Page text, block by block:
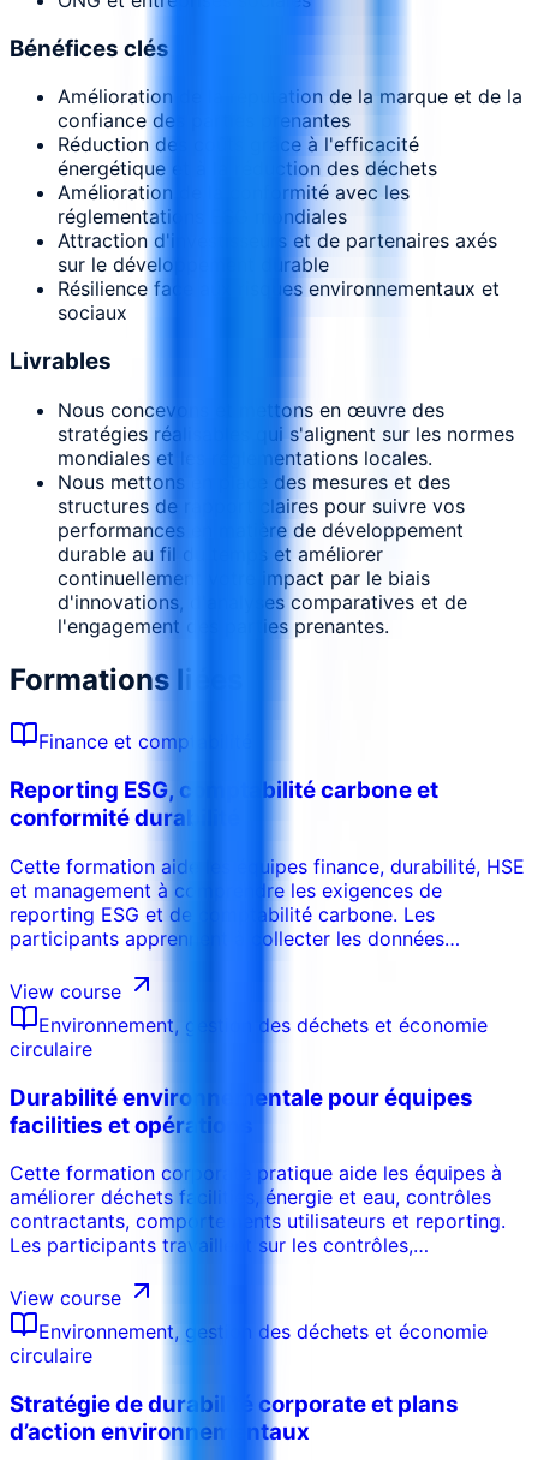
Bénéfices clés
Amélioration de la réputation de la marque et de la
confiance des parties prenantes
Réduction des coûts grâce à l'efficacité
énergétique et à la réduction des déchets
Amélioration de la conformité avec les
réglementations ESG mondiales
Attraction d'investisseurs et de partenaires axés
sur le développement durable
Résilience face aux risques environnementaux et
sociaux
Livrables
Nous concevons et mettons en œuvre des
stratégies réalisables qui s'alignent sur les normes
mondiales et les réglementations locales.
Nous mettons en place des mesures et des
structures de rapport claires pour suivre vos
performances en matière de développement
durable au fil du temps et améliorer
continuellement votre impact par le biais
d'innovations, d'analyses comparatives et de
l'engagement des parties prenantes.
Formations liées
Finance et comptabilité
Reporting ESG, comptabilité carbone et
conformité durabilité
Cette formation aide les équipes finance, durabilité, HSE
et management à comprendre les exigences de
reporting ESG et de comptabilité carbone. Les
participants apprennent à collecter les données
gérer les preuves et aligner les disclosures ESG avec la
gouvernance, la conformité et la performance.
View course
Environnement, gestion des déchets et économie
circulaire
Durabilité environnementale pour équipes
facilities et opérations
Cette formation corporate pratique aide les équipes à
améliorer déchets facilities, énergie et eau, contrôles
contractants, comportements utilisateurs et reporting.
Les participants travaillent sur les contrôles,
intégrer la performance environnementale aux
opérations quotidiennes.
View course
Environnement, gestion des déchets et économie
circulaire
Stratégie de durabilité corporate et plans
d’action environnementaux